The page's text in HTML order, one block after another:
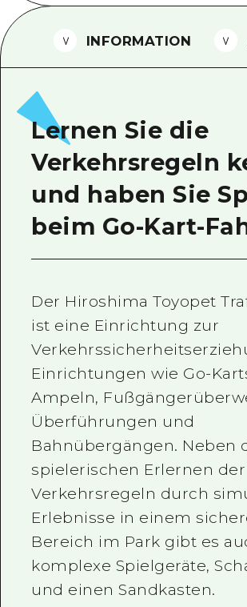
Foto-Download
INFORMATION
Lernen Sie die
Verkehrsregeln
und haben Sie
beim Go-Kart-
Der Hiroshima Toyopet
ist eine Einrichtung zur
Einrichtungen wie Go-
Ampeln,
Überführungen und
Bahnübergängen. Neben
spielerischen Erlernen der
Verkehrsregeln durch
Erlebnisse in einem
Bereich im Park gibt es
komplexe Spielgeräte,
und einen Sandkasten.